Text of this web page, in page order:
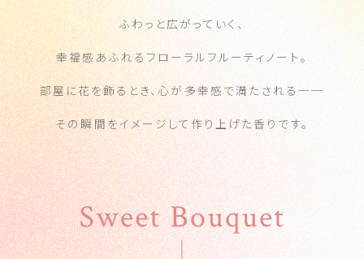
ふわっと広がっていく、
幸福感あふれるフローラルフルーティノート。
部屋に花を飾るとき、心が多幸感で満たされる──
その瞬間をイメージして作り上げた香りです。